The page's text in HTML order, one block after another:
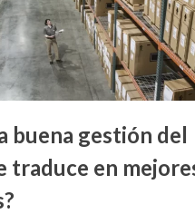
buena gestión del
traduce en